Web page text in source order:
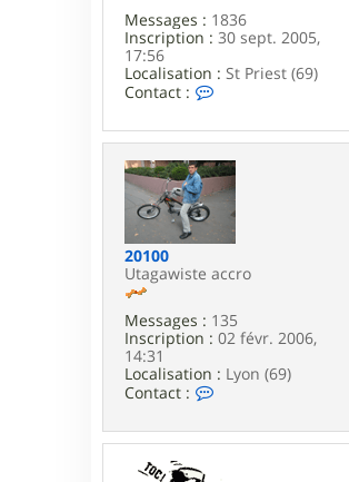
Messages : 1836
Inscription : 30 sept. 2005,
17:56
Localisation : St Priest (69)
Contact :
t
a
c
t
T
i
t
f
6
9
20100
Utagawiste accro
Messages : 135
Inscription : 02 févr. 2006,
14:31
Localisation : Lyon (69)
Contact :
t